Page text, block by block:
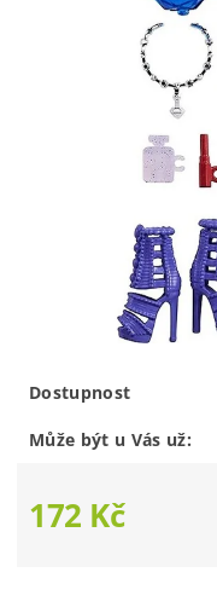
Dostupnost
Může být u Vás už:
172 Kč